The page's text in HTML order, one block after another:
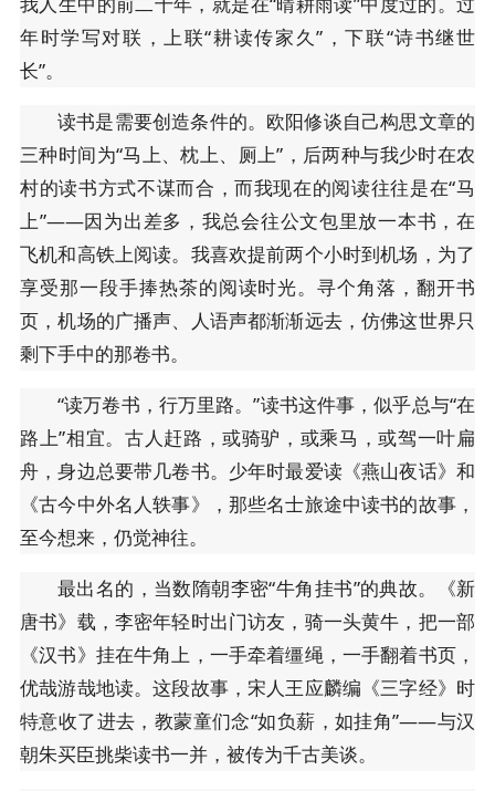
年时学写对联，上联“耕读传家久”，下联“诗书继世
长”。
读书是需要创造条件的。欧阳修谈自己构思文章的
三种时间为“马上、枕上、厕上”，后两种与我少时在农
村的读书方式不谋而合，而我现在的阅读往往是在“马
上”——因为出差多，我总会往公文包里放一本书，在
飞机和高铁上阅读。我喜欢提前两个小时到机场，为了
享受那一段手捧热茶的阅读时光。寻个角落，翻开书
页，机场的广播声、人语声都渐渐远去，仿佛这世界只
剩下手中的那卷书。
“读万卷书，行万里路。”读书这件事，似乎总与“在
路上”相宜。古人赶路，或骑驴，或乘马，或驾一叶扁
舟，身边总要带几卷书。少年时最爱读《燕山夜话》和
《古今中外名人轶事》，那些名士旅途中读书的故事，
至今想来，仍觉神往。
最出名的，当数隋朝李密“牛角挂书”的典故。《新
唐书》载，李密年轻时出门访友，骑一头黄牛，把一部
《汉书》挂在牛角上，一手牵着缰绳，一手翻着书页，
优哉游哉地读。这段故事，宋人王应麟编《三字经》时
特意收了进去，教蒙童们念“如负薪，如挂角”——与汉
朝朱买臣挑柴读书一并，被传为千古美谈。